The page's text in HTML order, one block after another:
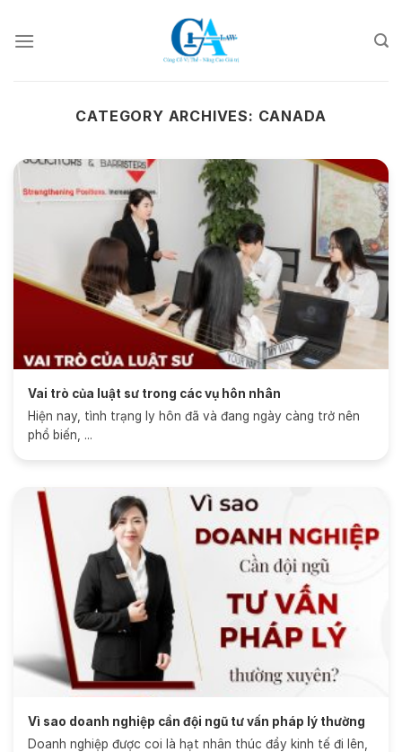
CATEGORY ARCHIVES: CANADA
Vai trò của luật sư trong các vụ hôn nhân
Hiện nay, tình trạng ly hôn đã và đang ngày càng trở nên
phổ biến, ...
Vì sao doanh nghiệp cần đội ngũ tư vấn pháp lý thường
xuyên?
Doanh nghiệp được coi là hạt nhân thúc đẩy kinh tế đi lên,